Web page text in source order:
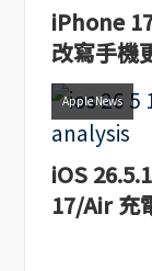
iPhone
改寫手機
Apple News
iOS
17/Air 充